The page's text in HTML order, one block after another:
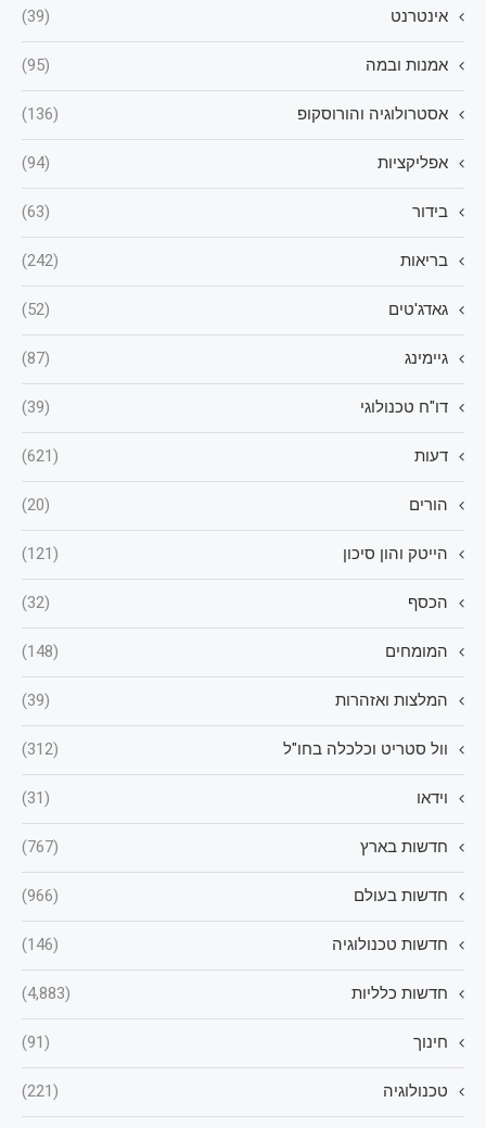
אינטרנט (39)
אמנות ובמה (95)
אסטרולוגיה והורוסקופ (136)
אפליקציות (94)
בידור (63)
בריאות (242)
גאדג'טים (52)
גיימינג (87)
דו"ח טכנולוגי (39)
דעות (621)
הורים (20)
הייטק והון סיכון (121)
הכסף (32)
המומחים (148)
המלצות ואזהרות (39)
וול סטריט וכלכלה בחו"ל (312)
וידאו (31)
חדשות בארץ (767)
חדשות בעולם (966)
חדשות טכנולוגיה (146)
חדשות כלליות (4,883)
חינוך (91)
טכנולוגיה (221)